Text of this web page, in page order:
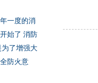
一度的消
始了 消防
为了增强大
防火意